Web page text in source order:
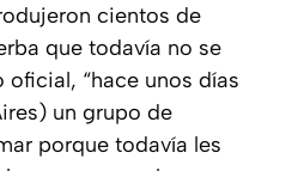
cientos de
que todavía no se
“hace unos días
un grupo de
porque todavía les